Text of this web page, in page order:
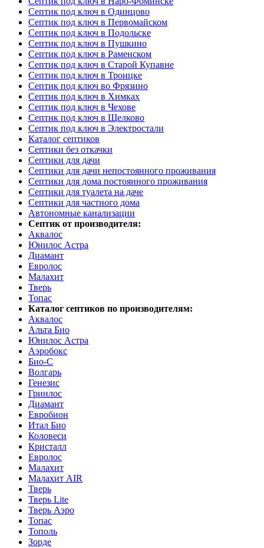
Септик под ключ в Одинцово
Септик под ключ в Первомайском
Септик под ключ в Подольске
Септик под ключ в Пушкино
Септик под ключ в Раменском
Септик под ключ в Старой Купавне
Септик под ключ в Троицке
Септик под ключ во Фрязино
Септик под ключ в Химках
Септик под ключ в Чехове
Септик под ключ в Щелково
Септик под ключ в Электростали
Каталог септиков
Септики без откачки
Септики для дачи
Септики для дачи непостоянного проживания
Септики для дома постоянного проживания
Септики для туалета на даче
Септики для частного дома
Автономные канализации
Септик от производителя:
Аквалос
Юнилос Астра
Диамант
Евролос
Малахит
Тверь
Топас
Каталог септиков по производителям:
Аквалос
Альта Био
Юнилос Астра
Аэробокс
Био-С
Волгарь
Генезис
Гринлос
Диамант
Евробион
Итал Био
Коловеси
Кристалл
Евролос
Малахит
Малахит AIR
Тверь
Тверь Lite
Тверь Аэро
Топас
Тополь
Зорде